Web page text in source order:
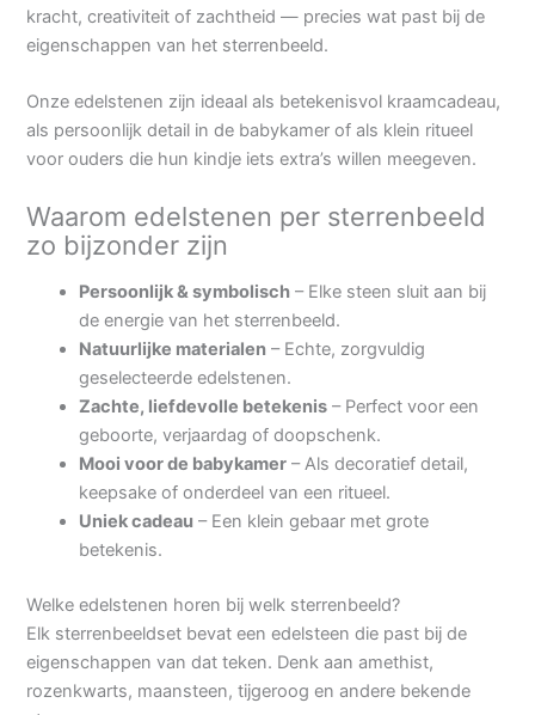
kracht, creativiteit of zachtheid — precies wat past bij de
eigenschappen van het sterrenbeeld.
Onze edelstenen zijn ideaal als betekenisvol kraamcadeau,
als persoonlijk detail in de babykamer of als klein ritueel
voor ouders die hun kindje iets extra’s willen meegeven.
Waarom edelstenen per sterrenbeeld
zo bijzonder zijn
Persoonlijk & symbolisch – Elke steen sluit aan bij
de energie van het sterrenbeeld.
Natuurlijke materialen – Echte, zorgvuldig
geselecteerde edelstenen.
Zachte, liefdevolle betekenis – Perfect voor een
geboorte, verjaardag of doopschenk.
Mooi voor de babykamer – Als decoratief detail,
keepsake of onderdeel van een ritueel.
Uniek cadeau – Een klein gebaar met grote
betekenis.
Welke edelstenen horen bij welk sterrenbeeld?
Elk sterrenbeeldset bevat een edelsteen die past bij de
eigenschappen van dat teken. Denk aan amethist,
rozenkwarts, maansteen, tijgeroog en andere bekende